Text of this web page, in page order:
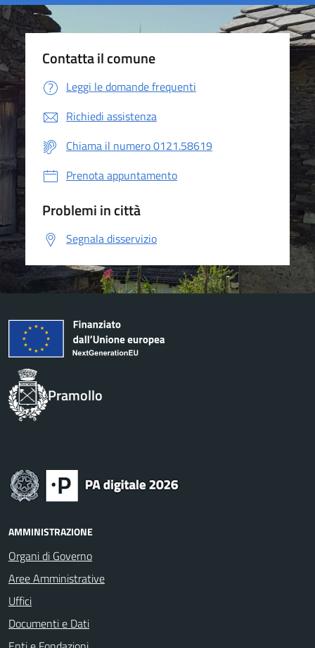
Contatta il comune
Leggi le domande frequenti
Richiedi assistenza
Chiama il numero 0121.58619
Prenota appuntamento
Problemi in città
Segnala disservizio
Pramollo
AMMINISTRAZIONE
Organi di Governo
Aree Amministrative
Uffici
Documenti e Dati